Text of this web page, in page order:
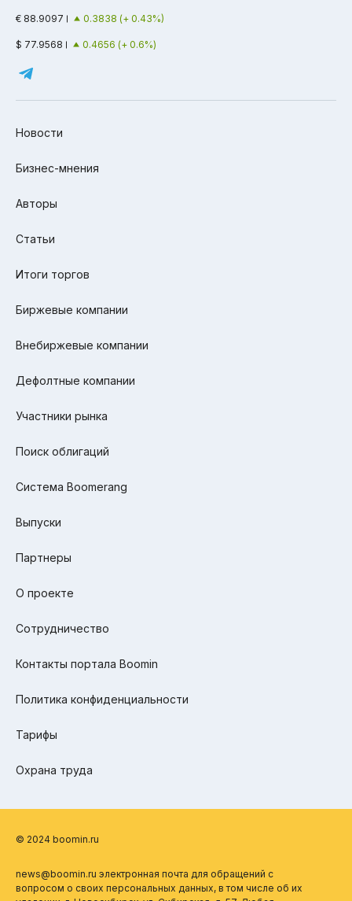
€ 88.9097 0.3838 (+ 0.43%)
$ 77.9568 0.4656 (+ 0.6%)
Новости
Бизнес-мнения
Авторы
Статьи
Итоги торгов
Биржевые компании
Внебиржевые компании
Дефолтные компании
Участники рынка
Поиск облигаций
Система Boomerang
Выпуски
Партнеры
О проекте
Сотрудничество
Контакты портала Boomin
Политика конфиденциальности
Тарифы
Охрана труда
© 2024 boomin.ru
news@boomin.ru электронная почта для обращений с
вопросом о своих персональных данных, в том числе об их